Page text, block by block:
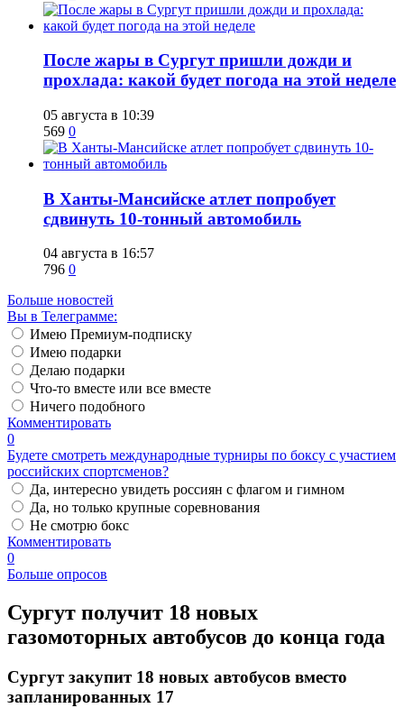
​После жары в Сургут пришли дожди и
прохлада: какой будет погода на этой неделе
05 августа в 10:39
569 0
​В Ханты-Мансийске атлет попробует
сдвинуть 10-тонный автомобиль
04 августа в 16:57
796 0
Больше новостей
Вы в Телеграмме:
Имею Премиум-подписку
Имею подарки
Делаю подарки
Что-то вместе или все вместе
Ничего подобного
Комментировать
0
Будете смотреть международные турниры по боксу с участием
российских спортсменов?
Да, интересно увидеть россиян с флагом и гимном
Да, но только крупные соревнования
Не смотрю бокс
Комментировать
0
Больше опросов
​Сургут получит 18 новых
газомоторных автобусов до конца года
Сургут закупит 18 новых автобусов вместо
запланированных 17